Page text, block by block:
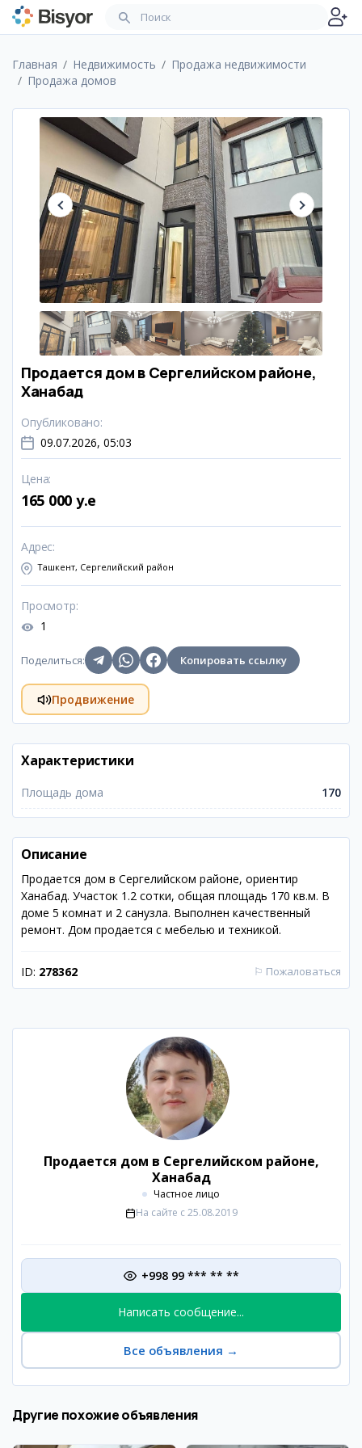
Главная Недвижимость
Продажа недвижимости
Продажа домов
Продается дом в Сергелийском районе,
Ханабад
Опубликовано:
09.07.2026, 05:03
Цена:
165 000 y.e
Адрес:
Ташкент, Сергелийский район
Просмотр:
1
Поделиться: Копировать ссылку
Продвижение
Характеристики
Площадь дома 170
Описание
Продается дом в Сергелийском районе, ориентир
Ханабад. Участок 1.2 сотки, общая площадь 170 кв.м. В
доме 5 комнат и 2 санузла. Выполнен качественный
ремонт. Дом продается с мебелью и техникой.
ID: 278362 ⚐ Пожаловаться
Продается дом в Сергелийском районе,
Ханабад
Частное лицо
На сайте с 25.08.2019
+998 99 *** ** **
Написать сообщение...
Все объявления →
Другие похожие объявления